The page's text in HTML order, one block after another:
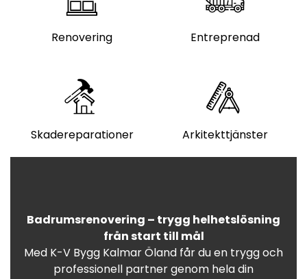
Renovering Entreprenad
Skadereparationer Arkitekttjänster
Badrumsrenovering – trygg helhetslösning
från start till mål
Med K-V Bygg Kalmar Öland får du en trygg och
professionell partner genom hela din